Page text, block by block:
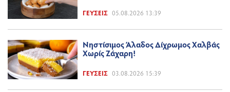
ΓΕΎΣΕΙΣ 05.08.2026 13:39
Νηστίσιμος Άλαδος Δίχρωμος Χαλβάς
Χωρίς Ζάχαρη!
ΓΕΎΣΕΙΣ 03.08.2026 15:39